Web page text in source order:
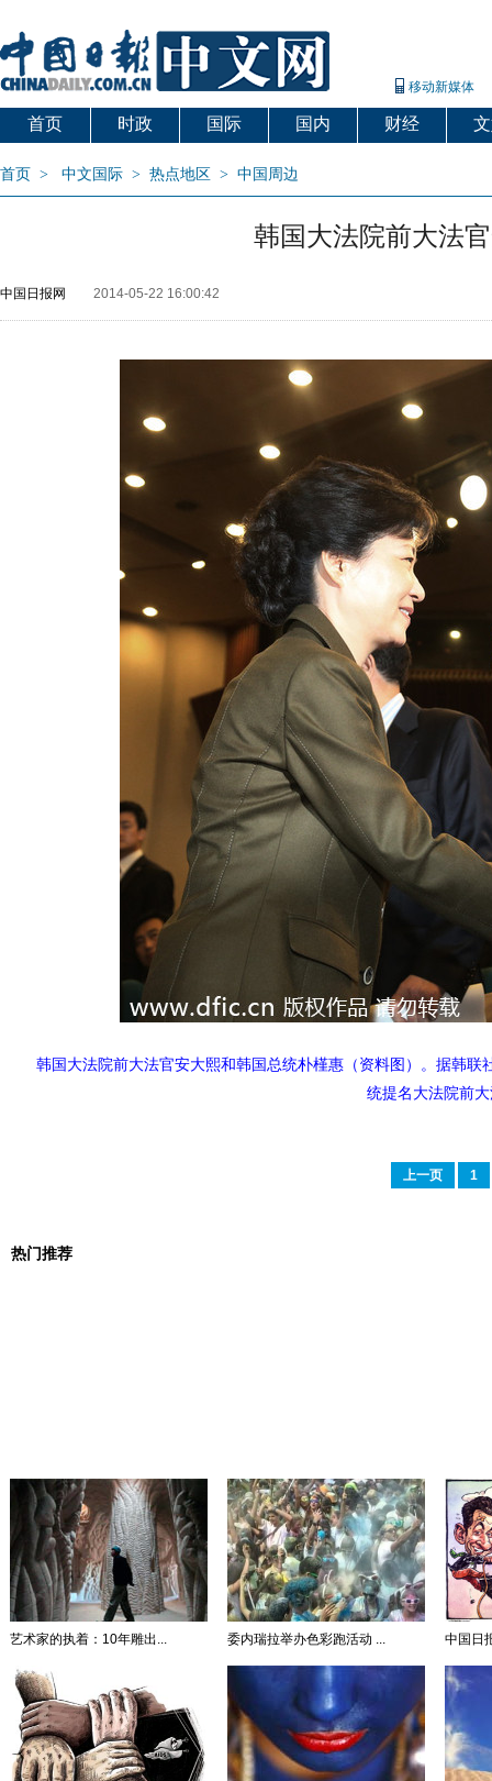
移动新媒体
首页 时政 国际 国内 财经
首页 > 中文国际 > 热点地区 > 中国周边
韩国大法院前大法
中国日报网 2014-05-22 16:00:42
韩国大法院前大法官安大熙和韩国总统朴槿惠（资料图）。据韩
统提名大法院前
上一页 1
热门推荐
艺术家的执着：10年雕出... 委内瑞拉举办色彩跑活动 ... 中国日